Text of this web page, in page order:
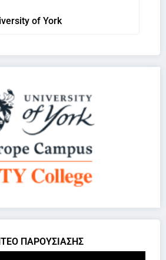
of York
ΠΑΡΟΥΣΙΑΣΗΣ